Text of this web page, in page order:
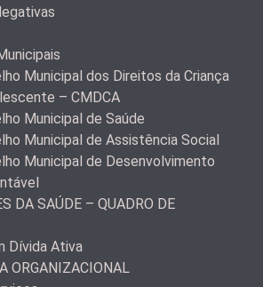
Municipal dos Direitos da Criança
– CMDCA
Municipal de Saúde
Municipal de Assistência Social
Municipal de Desenvolvimento
DA SAÚDE – QUADRO DE
Dívida Ativa
ORGANIZACIONAL